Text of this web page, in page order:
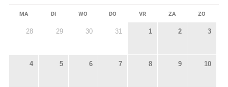
MA DI WO DO VR ZA ZO
28 29 30 31 1 2 3
4 5 6 7 8 9 10